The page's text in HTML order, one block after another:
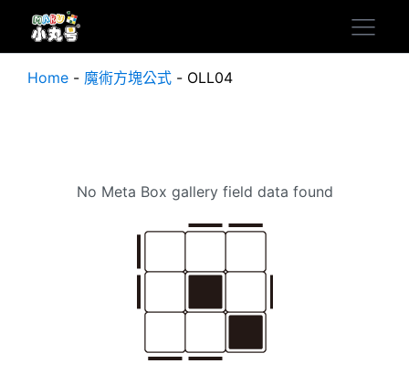
Home - 魔術方塊公式 - OLL04
No Meta Box gallery field data found